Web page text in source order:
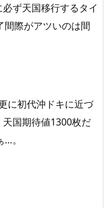
ず天国移行するタイ
間際がアツいのは間
に初代沖ドキに近づ
国期待値1300枚だ
。